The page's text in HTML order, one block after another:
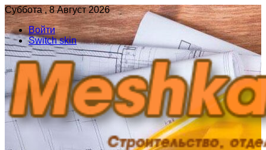
Суббота , 8 Август 2026
Войти
Switch skin